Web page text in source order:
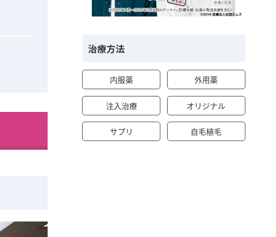
治療方法
内服薬 外用薬
注入治療 オリジナル
サプリ 自毛植毛